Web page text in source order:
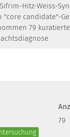
Hitz-Weiss-
"core candidate"-
79
79